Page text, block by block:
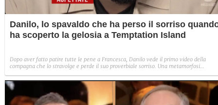
Danilo, lo spavaldo che ha perso il sorriso
ha scoperto la gelosia a Temptation Island
Dopo aver fatto patire tutte le pene a Francesca, Danilo vede il primo video della
compagna che lo stravolge e perde il suo proverbiale sorriso. Una metamorfosi